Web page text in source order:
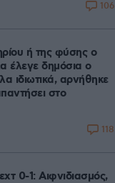
106
ή της φύσης ο
έλεγε δημόσια ο
ιδιωτικά, αρνήθηκε
στο
118
0-1: Αιφνιδιασμός,